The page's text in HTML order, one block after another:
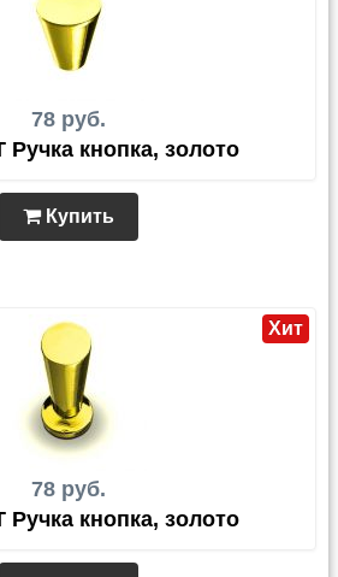
78 руб.
Ручка кнопка, золото
Купить
78 руб.
Хит
Ручка кнопка, золото